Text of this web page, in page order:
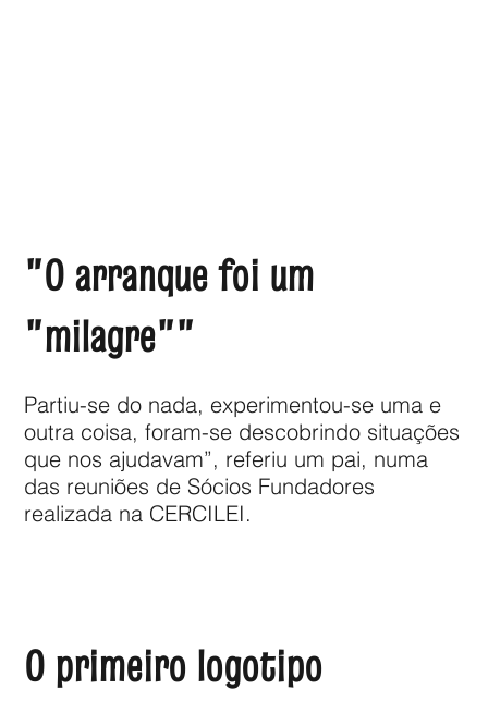
"O arranque foi um
"milagre""
Partiu-se do nada, experimentou-se uma e
outra coisa, foram-se descobrindo situações
que nos ajudavam”, referiu um pai, numa
das reuniões de Sócios Fundadores
realizada na CERCILEI.
O primeiro logotipo